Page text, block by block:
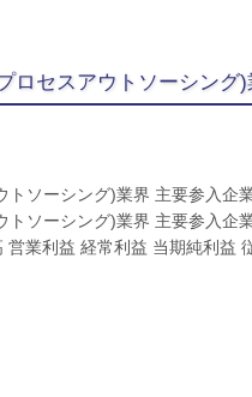
セスアウトソーシング
ソーシング)業界 主要参入企
ソーシング)業界 主要参入企
業利益 経常利益 当期純利益